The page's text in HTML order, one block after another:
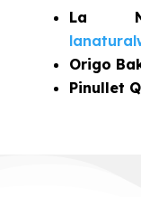
La
Origo
Pinullet